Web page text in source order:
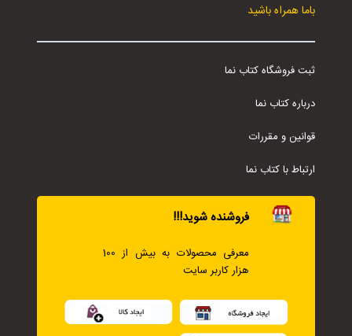
باما همراه باشید
ثبت فروشگاه کتاب نما
درباره کتاب نما
قوانین و مقررات
ارتباط با کتاب نما
فروشنده شوید!!!
معرفی محصولات به بیش از 100
هزار کاربر سایت